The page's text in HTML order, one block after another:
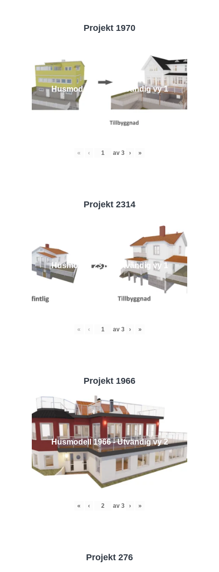
Projekt 1970
Husmodell 1970 - Utvändig vy 1
« ‹ av 3 › »
Projekt 2314
Husmodell 2314 - Utvändig vy 1
« ‹ av 3 › »
Projekt 1966
Husmodell 1966 - Utvändig vy 2
« ‹ av 3 › »
Projekt 276